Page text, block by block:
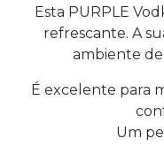
Esta PURPLE
refrescante. A
ambiente
É excelente para
Um